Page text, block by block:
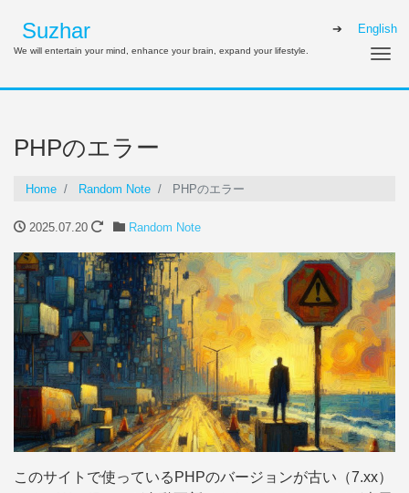
Suzhar English
We will entertain your mind, enhance your brain, expand your lifestyle.
PHPのエラー
Home Random Note PHPのエラー
2025.07.20 Random Note
このサイトで使っているPHPのバージョンが古い（7.xx）